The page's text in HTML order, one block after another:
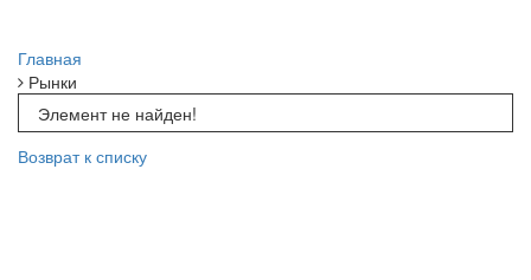
Главная
Рынки
Элемент не найден!
Возврат к списку